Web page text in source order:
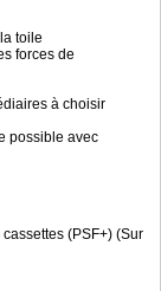
toile
forces de
à choisir
possible avec
(PSF+) (Sur